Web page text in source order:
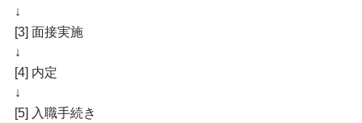
↓
[3] 面接実施
↓
[4] 内定
↓
[5] 入職手続き